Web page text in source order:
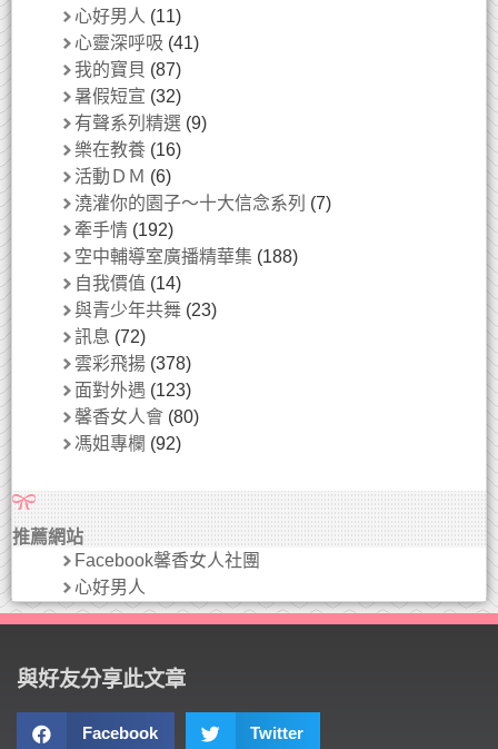
心好男人 (11)
心靈深呼吸 (41)
我的寶貝 (87)
暑假短宣 (32)
有聲系列精選 (9)
樂在教養 (16)
活動ＤＭ (6)
澆灌你的園子～十大信念系列 (7)
牽手情 (192)
空中輔導室廣播精華集 (188)
自我價值 (14)
與青少年共舞 (23)
訊息 (72)
雲彩飛揚 (378)
面對外遇 (123)
馨香女人會 (80)
馮姐專欄 (92)
推薦網站
Facebook馨香女人社團
心好男人
與好友分享此文章
Facebook Twitter